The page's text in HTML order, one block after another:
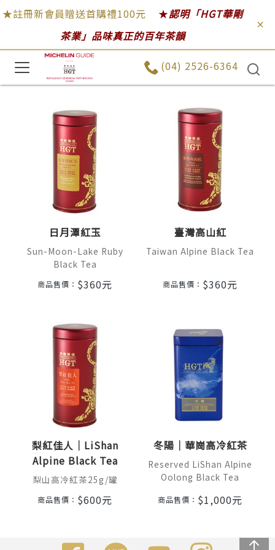
★註冊新會員贈送首購禮100元 ★認明「HGT華剛
茶業」品味真正的百年茶韻
(04) 2526-6364
日月潭紅玉
Sun-Moon-Lake Ruby
Black Tea
商品售價： $360元
臺灣高山紅
Taiwan Alpine Black Tea
商品售價： $360元
梨紅佳人｜LiShan
Alpine Black Tea
梨山高冷紅茶25g/罐
商品售價： $600元
冬陽｜華崗高冷紅茶
Reserved LiShan Alpine
Oolong Black Tea
商品售價： $1,000元